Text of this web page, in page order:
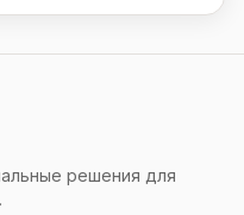
решения для